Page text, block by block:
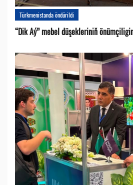
Türkmenistanda öndürildi
“Dik Aý” mebel düşekleriniň